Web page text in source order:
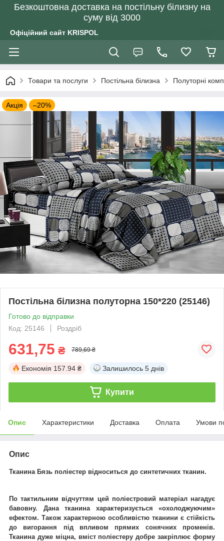
Безкоштовна доставка на постільну білизну на
суму від 3000
Офіційний сайт KRISPOL
Товари та послуги Постільна білизна Полуторні
Акція –20%
Постільна білизна полуторна 150*220 (25146)
Готово до відправки
Код: 25146
Роздріб
631,75 ₴ 789,69 ₴
Економія 157.94 ₴ Залишилось 5 днів
Купити
Опис Характеристики Доставка Оплата Умови
Опис
Тканина Бязь поліестер відноситься до синтетичних тканин.
По тактильним відчуттям цей поліестровий матеріал нагадує
бавовну. Дана тканина характеризується «охолоджуючим»
ефектом. Також характерною особливістю тканини є стійкість
до вигорання під впливом прямих сонячних променів.
Тканина дуже міцна, вміст поліестеру добре закріплює форму